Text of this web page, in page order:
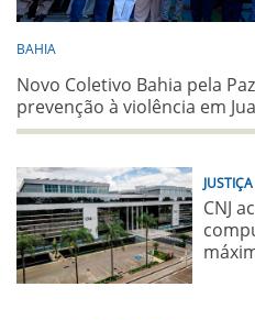
BAHIA
Novo Coletivo Bahia pela
prevenção à violência em
JUSTIÇA
CNJ